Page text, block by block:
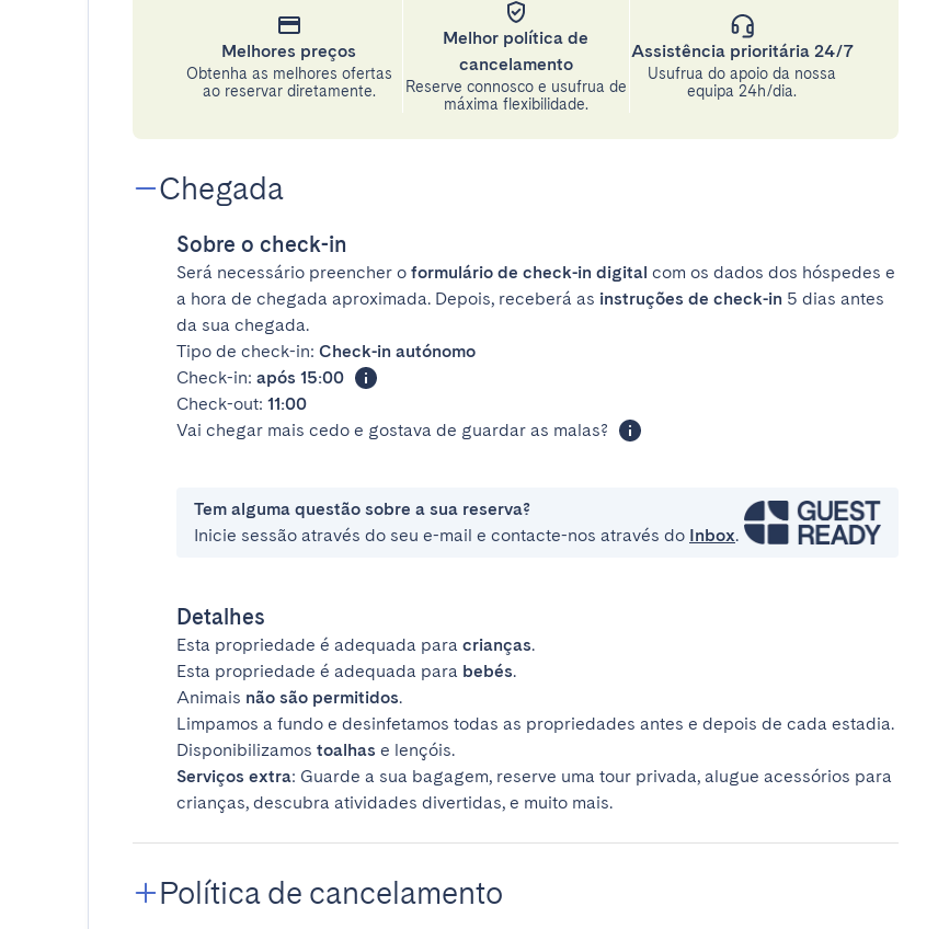
Melhores preços
Obtenha as melhores ofertas
ao reservar diretamente.
Melhor política de
cancelamento
Reserve connosco e usufrua de
máxima flexibilidade.
Assistência prioritária 24/7
Usufrua do apoio da nossa
equipa 24h/dia.
Chegada
Sobre o check-in
Será necessário preencher o formulário de check-in digital com os dados dos hóspedes e
a hora de chegada aproximada. Depois, receberá as instruções de check-in 5 dias antes
da sua chegada.
Tipo de check-in: Check-in autónomo
Check-in: após 15:00
Check-out: 11:00
Vai chegar mais cedo e gostava de guardar as malas?
Tem alguma questão sobre a sua reserva?
Inicie sessão através do seu e-mail e contacte-nos através do Inbox.
Detalhes
Esta propriedade é adequada para crianças.
Esta propriedade é adequada para bebés.
Animais não são permitidos.
Limpamos a fundo e desinfetamos todas as propriedades antes e depois de cada estadia.
Disponibilizamos toalhas e lençóis.
Serviços extra: Guarde a sua bagagem, reserve uma tour privada, alugue acessórios para
crianças, descubra atividades divertidas, e muito mais.
Política de cancelamento